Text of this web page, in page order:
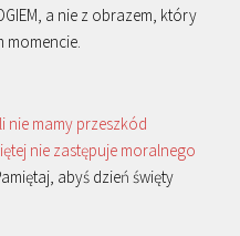
a nie z obrazem, który
momencie.
nie mamy przeszkód
nie zastępuje moralnego
abyś dzień święty